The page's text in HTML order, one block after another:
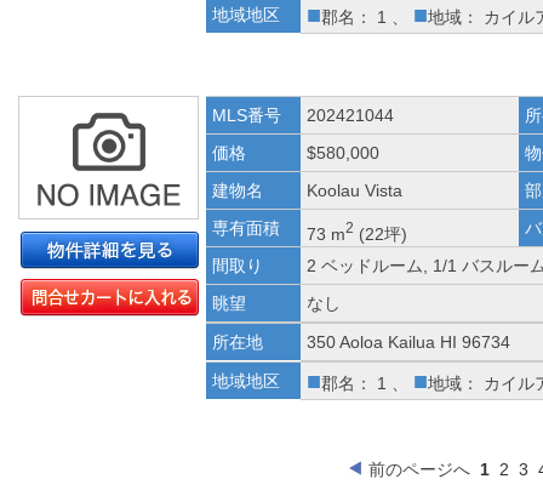
地域地区
■郡名： 1 、 ■地域： カイル
MLS番号 202421044
価格
$580,000
建物名
Koolau Vista
専有面積
73 m2 (22坪)
間取り
2 ベッドルーム, 1/1 バスルー
眺望
なし
所在地
350 Aoloa Kailua HI 96734
地域地区
■郡名： 1 、 ■地域： カイル
前のページへ 1 2 3